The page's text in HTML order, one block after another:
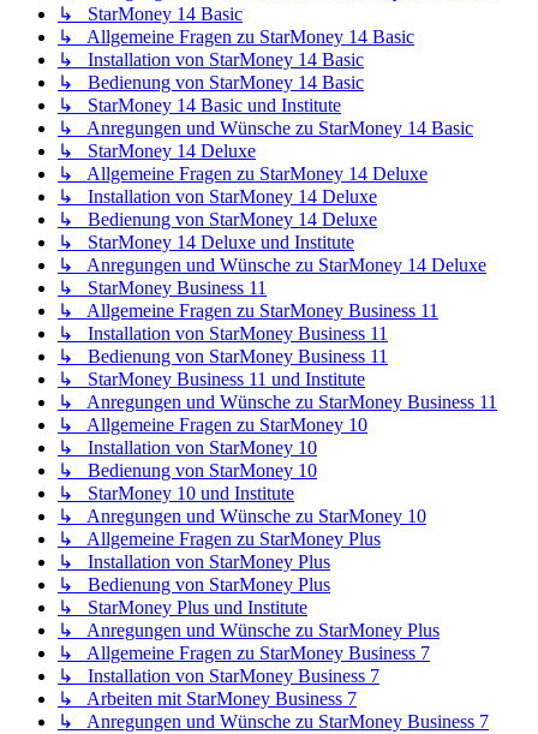
↳ StarMoney 14 Basic
↳ Allgemeine Fragen zu StarMoney 14 Basic
↳ Installation von StarMoney 14 Basic
↳ Bedienung von StarMoney 14 Basic
↳ StarMoney 14 Basic und Institute
↳ Anregungen und Wünsche zu StarMoney 14 Basic
↳ StarMoney 14 Deluxe
↳ Allgemeine Fragen zu StarMoney 14 Deluxe
↳ Installation von StarMoney 14 Deluxe
↳ Bedienung von StarMoney 14 Deluxe
↳ StarMoney 14 Deluxe und Institute
↳ Anregungen und Wünsche zu StarMoney 14 Deluxe
↳ StarMoney Business 11
↳ Allgemeine Fragen zu StarMoney Business 11
↳ Installation von StarMoney Business 11
↳ Bedienung von StarMoney Business 11
↳ StarMoney Business 11 und Institute
↳ Anregungen und Wünsche zu StarMoney Business 11
↳ Allgemeine Fragen zu StarMoney 10
↳ Installation von StarMoney 10
↳ Bedienung von StarMoney 10
↳ StarMoney 10 und Institute
↳ Anregungen und Wünsche zu StarMoney 10
↳ Allgemeine Fragen zu StarMoney Plus
↳ Installation von StarMoney Plus
↳ Bedienung von StarMoney Plus
↳ StarMoney Plus und Institute
↳ Anregungen und Wünsche zu StarMoney Plus
↳ Allgemeine Fragen zu StarMoney Business 7
↳ Installation von StarMoney Business 7
↳ Arbeiten mit StarMoney Business 7
↳ Anregungen und Wünsche zu StarMoney Business 7